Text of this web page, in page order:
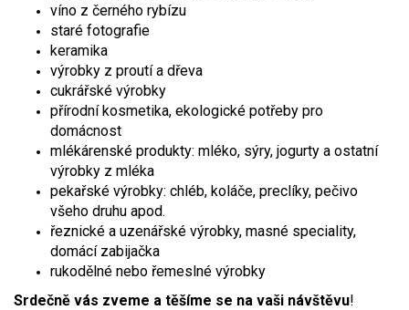
víno z černého rybízu
staré fotografie
keramika
výrobky z proutí a dřeva
cukrářské výrobky
přírodní kosmetika, ekologické potřeby pro
domácnost
mlékárenské produkty: mléko, sýry, jogurty a ostatní
výrobky z mléka
pekařské výrobky: chléb, koláče, preclíky, pečivo
všeho druhu apod.
řeznické a uzenářské výrobky, masné speciality,
domácí zabijačka
rukodělné nebo řemeslné výrobky
Srdečně vás zveme a těšíme se na vaši návštěvu!